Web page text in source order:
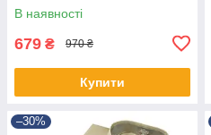
В наявності
679 ₴ 970 ₴
Купити
–30%